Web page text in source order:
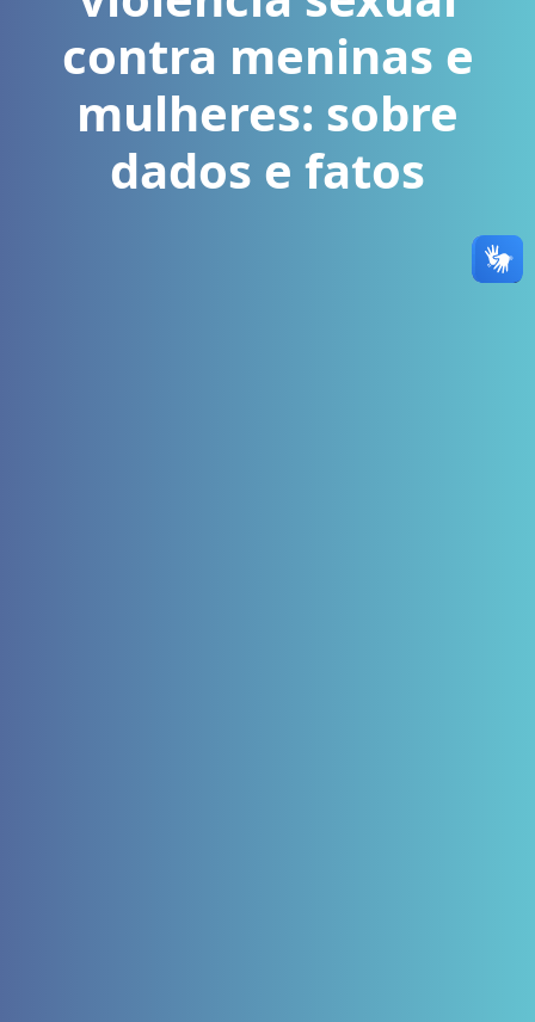
contra meninas e
mulheres: sobre
dados e fatos